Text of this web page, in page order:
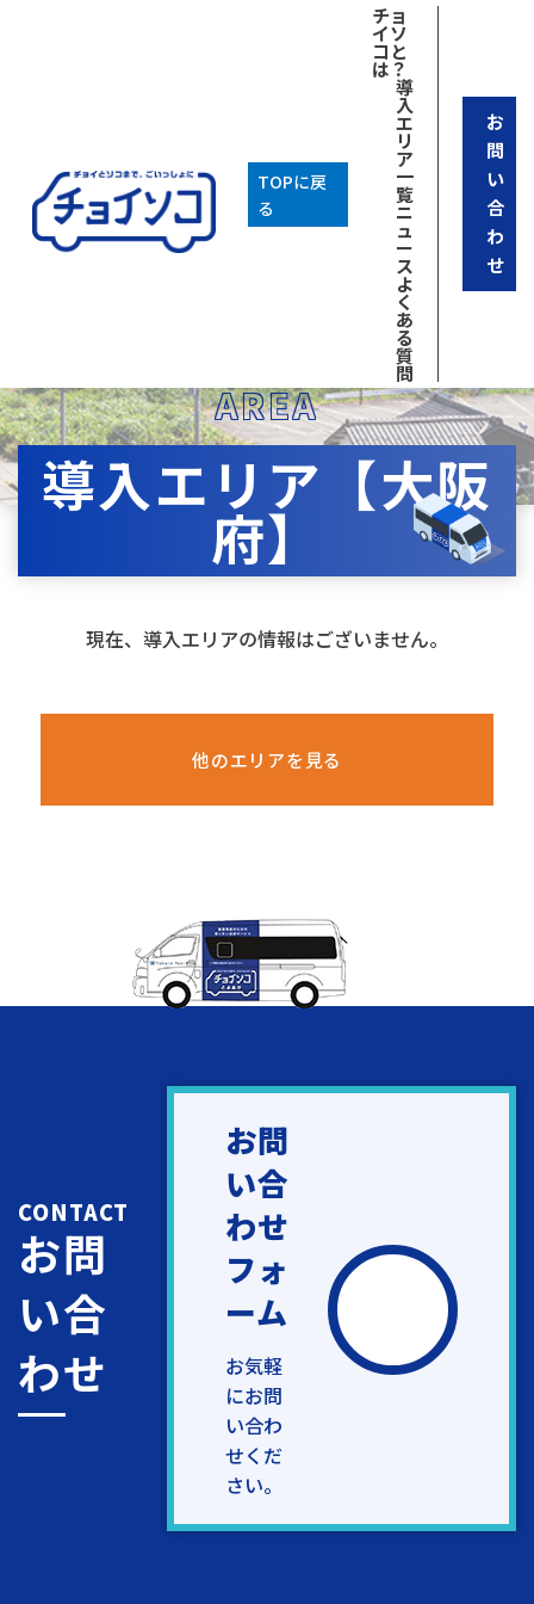
TOPに戻
る
チョ
イソ
コと
は？
導
入
エ
リ
ア
一
覧
ニ
ュ
ー
ス
よ
く
あ
る
質
問
お
問
い
合
わ
せ
AREA
導入エリア【大阪
府】
現在、導入エリアの情報はございません。
他のエリアを見る
CONTACT
お問
い合
わせ
お問
い合
わせ
フォ
ーム
お気軽
にお問
い合わ
せくだ
さい。